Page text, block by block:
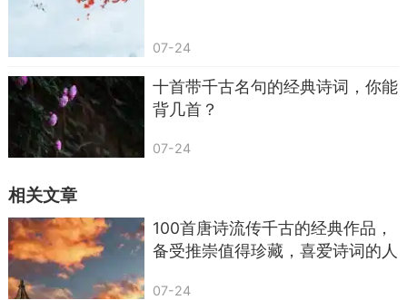
《念奴娇·赤壁怀古》
27. 乱石穿空，惊涛拍岸，卷起千堆雪。——
《念奴娇·赤壁怀古》
28. 江山如画，一时多少豪杰。——《念奴娇·
赤壁怀古》
29. 羽扇纶巾，谈笑间，樯橹灰飞烟灭。——
《念奴娇·赤壁怀古》
07-24
十首带千古名句的经典诗词，你能
背几首？
07-24
相关文章
100首唐诗流传千古的经典作品，
备受推崇值得珍藏，喜爱诗词的人
07-24